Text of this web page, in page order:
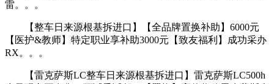
雷。。。
【整车日来源根基拆进口】【全品牌置换补助】6000元
【医护&教师】特定职业享补助3000元【致友福利】成功采办
RX。。。
【雷克萨斯LC整车日来源根基拆进口】雷克萨斯LC500h